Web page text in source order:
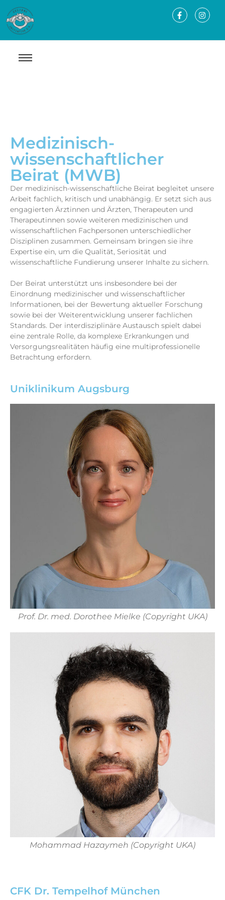
Medizinisch-
wissenschaftlicher
Beirat (MWB)
Der medizinisch-wissenschaftliche Beirat begleitet unsere
Arbeit fachlich, kritisch und unabhängig. Er setzt sich aus
engagierten Ärztinnen und Ärzten, Therapeuten und
Therapeutinnen sowie weiteren medizinischen und
wissenschaftlichen Fachpersonen unterschiedlicher
Disziplinen zusammen. Gemeinsam bringen sie ihre
Expertise ein, um die Qualität, Seriosität und
wissenschaftliche Fundierung unserer Inhalte zu sichern.
Der Beirat unterstützt uns insbesondere bei der
Einordnung medizinischer und wissenschaftlicher
Informationen, bei der Bewertung aktueller Forschung
sowie bei der Weiterentwicklung unserer fachlichen
Standards. Der interdisziplinäre Austausch spielt dabei
eine zentrale Rolle, da komplexe Erkrankungen und
Versorgungsrealitäten häufig eine multiprofessionelle
Betrachtung erfordern.
Uniklinikum Augsburg
Prof. Dr. med. Dorothee Mielke (Copyright UKA)
Mohammad Hazaymeh (Copyright UKA)
CFK Dr. Tempelhof München